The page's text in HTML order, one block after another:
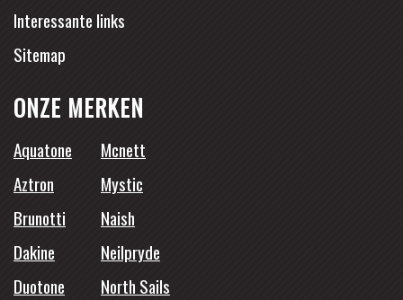
Interessante links
Sitemap
ONZE MERKEN
Aquatone
Mcnett
Aztron
Mystic
Brunotti
Naish
Dakine
Neilpryde
Duotone
North Sails